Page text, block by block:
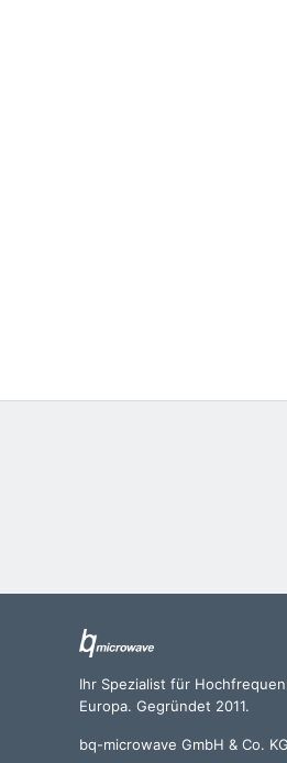
Ihr Spezialist für
Europa. Gegründet 2011.
bq-microwave GmbH & Co. KG